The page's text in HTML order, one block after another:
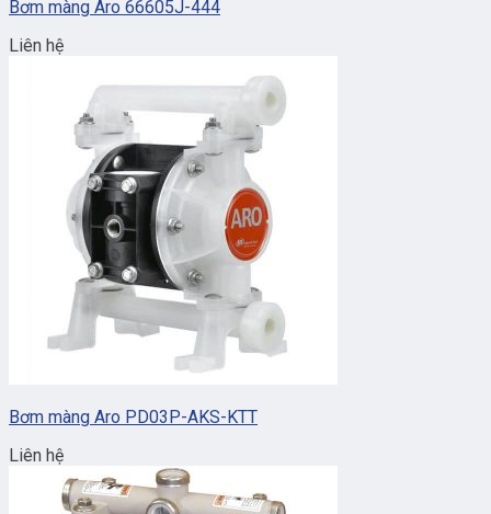
Bơm màng Aro 66605J-444
Liên hệ
Bơm màng Aro PD03P-AKS-KTT
Liên hệ